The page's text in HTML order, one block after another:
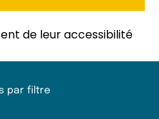
de leur accessibilité
par filtre